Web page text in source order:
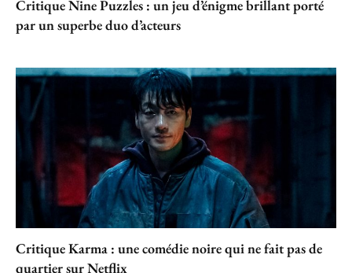
Critique Nine Puzzles : un jeu d’énigme brillant porté
par un superbe duo d’acteurs
Critique Karma : une comédie noire qui ne fait pas de
quartier sur Netflix